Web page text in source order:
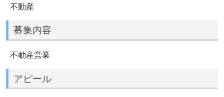
不動産
募集内容
不動産営業
アピール